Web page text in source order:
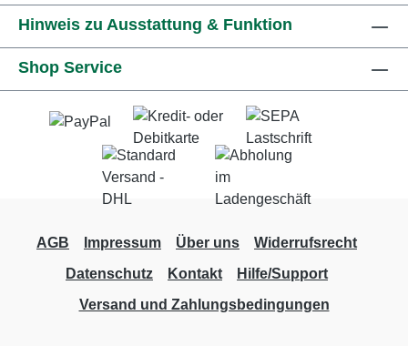
Hinweis zu Ausstattung & Funktion
Shop Service
AGB Impressum Über uns
Widerrufsrecht
Datenschutz
Kontakt
Hilfe/Support
Versand und Zahlungsbedingungen